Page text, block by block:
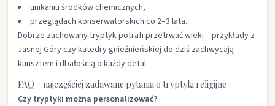
unikaniu środków chemicznych,
przeglądach konserwatorskich co 2–3 lata.
Dobrze zachowany tryptyk potrafi przetrwać wieki – przykłady z
Jasnej Góry czy katedry gnieźnieńskiej do dziś zachwycają
kunsztem i dbałością o każdy detal.
FAQ – najczęściej zadawane pytania o tryptyki religijne
Czy tryptyki można personalizować?